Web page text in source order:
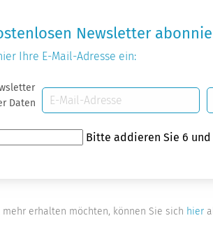
Newsletter
Ihre E-Mail-Adresse ein:
Mail-
Bitte addieren Sie 6 und
erhalten möchten, können Sie sich hier